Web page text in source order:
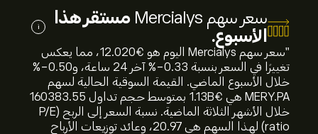
سعر سهم Mercialys
مستقر هذا
الأسبوع.
i
"سعر سهم Mercialys اليوم هو 12.020‎€‎، مما يعكس
تغييرًا في السعر بنسبة ‎-0.33‎% آخر 24 ساعة، و‎-0.50‎%
خلال الأسبوع الماضي. القيمة السوقية الحالية لسهم
MERY.PA هي 1.13B‎€‎ بمتوسط حجم تداول 160383.55
خلال الأشهر الثلاثة الماضية. نسبة السعر إلى الربح (P/E
ratio) لهذا السهم هي 20.97، وعائد توزيعات الأرباح